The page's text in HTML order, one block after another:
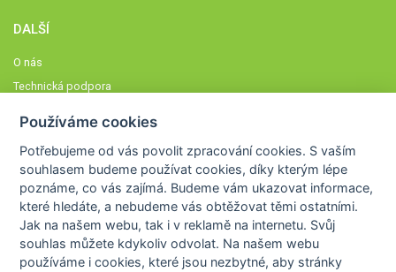
DALŠÍ
O nás
Technická podpora
Členové STOBklubu
Zásady nakládání s osobními údaji
Otestujte se
Spočítejte si
Výzva 52
Používáme cookies
Potřebujeme od vás povolit zpracování cookies. S vaším
souhlasem budeme používat cookies, díky kterým lépe
poznáme,co vás zajímá. Budeme vám ukazovat informace,
které hledáte, a nebudeme vás obtěžovat těmi ostatními.
Jak na našem webu, tak i v reklamě na internetu. Svůj
souhlas můžete kdykoliv odvolat. Na našem webu
používáme i cookies, které jsou nezbytné, aby stránky